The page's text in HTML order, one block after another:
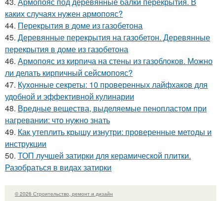
каких случаях нужен армопояс?
44. Перекрытия в доме из газобетона
45. Деревянные перекрытия на газобетон. Деревянные
перекрытия в доме из газобетона
46. Армопояс из кирпича на стены из газоблоков. Можно
ли делать кирпичный сейсмопояс?
47. Кухонные секреты: 10 проверенных лайфхаков для
удобной и эффективной кулинарии
48. Вредные вещества, выделяемые пенопластом при
нагревании: что нужно знать
49. Как утеплить крышу изнутри: проверенные методы и
инструкции
50. ТОП лучшей затирки для керамической плитки.
Разобраться в видах затирки
© 2026 Строительство, ремонт и дизайн